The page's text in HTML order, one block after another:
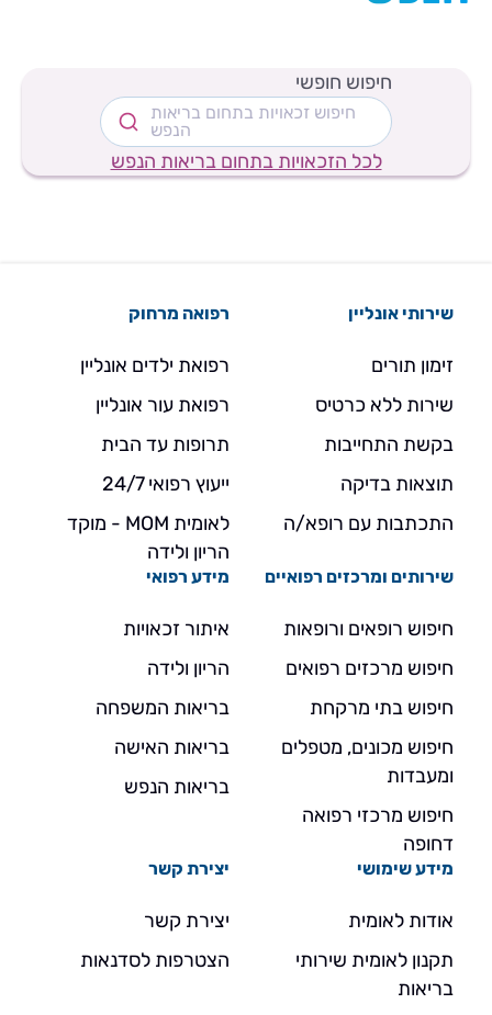
חיפוש חופשי
חיפוש זכאויות בתחום בריאות
הנפש
לכל הזכאויות בתחום בריאות הנפש
שירותי אונליין
זימון תורים
שירות ללא כרטיס
בקשת התחייבות
תוצאות בדיקה
התכתבות עם רופא/ה
רפואה מרחוק
רפואת ילדים אונליין
רפואת עור אונליין
תרופות עד הבית
ייעוץ רפואי 24/7
לאומית MOM - מוקד
הריון ולידה
שירותים ומרכזים רפואיים
חיפוש רופאים ורופאות
חיפוש מרכזים רפואים
חיפוש בתי מרקחת
חיפוש מכונים, מטפלים
ומעבדות
חיפוש מרכזי רפואה
דחופה
מידע רפואי
איתור זכאויות
הריון ולידה
בריאות המשפחה
בריאות האישה
בריאות הנפש
מידע שימושי
אודות לאומית
תקנון לאומית שירותי
בריאות
יצירת קשר
יצירת קשר
הצטרפות לסדנאות